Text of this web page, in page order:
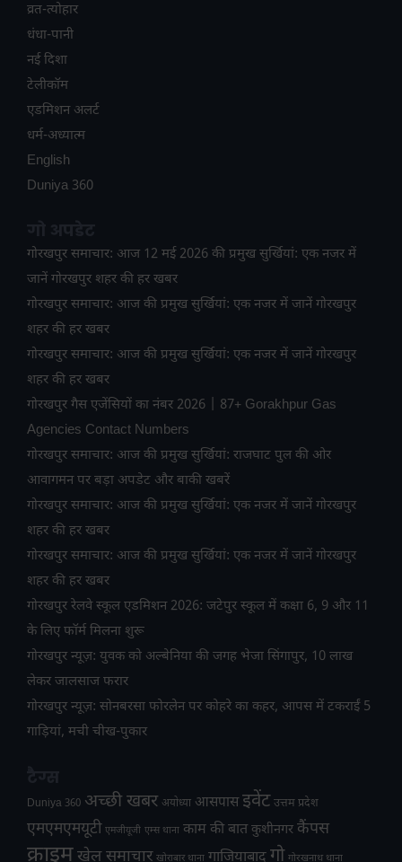
व्रत-त्योहार
धंधा-पानी
नई दिशा
टेलीकॉम
ए​डमिशन अलर्ट
धर्म-अध्यात्म
English
Duniya 360
गोरखपुर समाचार: आज 12 मई 2026 की प्रमुख सुर्खियां: एक नजर में
जानें गोरखपुर शहर की हर खबर
गोरखपुर समाचार: आज की प्रमुख सुर्खियां: एक नजर में जानें गोरखपुर
शहर की हर खबर
गोरखपुर समाचार: आज की प्रमुख सुर्खियां: एक नजर में जानें गोरखपुर
शहर की हर खबर
गोरखपुर गैस एजेंसियों का नंबर 2026 | 87+ Gorakhpur Gas
Agencies Contact Numbers
गोरखपुर समाचार: आज की प्रमुख सुर्खियां: राजघाट पुल की ओर
आवागमन पर बड़ा अपडेट और बाकी खबरें
गोरखपुर समाचार: आज की प्रमुख सुर्खियां: एक नजर में जानें गोरखपुर
शहर की हर खबर
गोरखपुर समाचार: आज की प्रमुख सुर्खियां: एक नजर में जानें गोरखपुर
शहर की हर खबर
गोरखपुर रेलवे स्कूल एडमिशन 2026: जटेपुर स्कूल में कक्षा 6, 9 और 11
के लिए फॉर्म मिलना शुरू
गोरखपुर न्यूज़: युवक को अल्बेनिया की जगह भेजा सिंगापुर, 10 लाख
लेकर जालसाज फरार
गोरखपुर न्यूज़: सोनबरसा फोरलेन पर कोहरे का कहर, आपस में टकराईं 5
गाड़ियां, मची चीख-पुकार
Duniya 360 अच्छी खबर अयोध्या आसपास इवेंट उत्तम प्रदेश
एमएमएमयूटी एमजीयूजी एम्स थाना काम की बात कुशीनगर कैंपस
क्राइमखेल समाचार खोराबार थाना गाजियाबादगो गोरखनाथ थाना